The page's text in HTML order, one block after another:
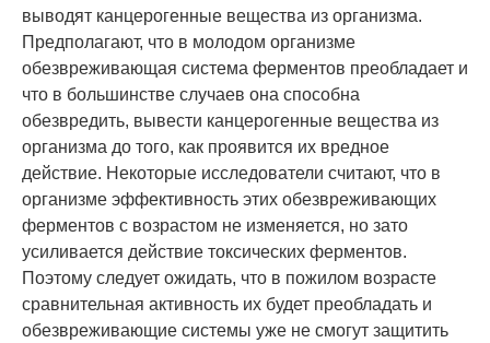
выводят канцерогенные вещества из организма.
Предполагают, что в молодом организме
обезвреживающая система ферментов преобладает и
что в большинстве случаев она способна
обезвредить, вывести канцерогенные вещества из
организма до того, как проявится их вредное
действие. Некоторые исследователи считают, что в
организме эффективность этих обезвреживающих
ферментов с возрастом не изменяется, но зато
усиливается действие токсических ферментов.
Поэтому следует ожидать, что в пожилом возрасте
сравнительная активность их будет преобладать и
обезвреживающие системы уже не смогут защитить